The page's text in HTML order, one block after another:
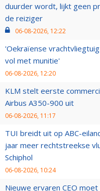
duurder wordt, lijkt geen
de reiziger
06-08-2026, 12:22
'Oekraïense
vol met munitie'
06-08-2026, 12:20
KLM stelt eerste
Airbus A350-900 uit
06-08-2026, 11:17
TUI breidt uit op ABC-
jaar meer rechtstreekse
Schiphol
06-08-2026, 10:24
Nieuwe ervaren CEO